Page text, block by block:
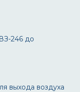
246 до
выхода воздуха